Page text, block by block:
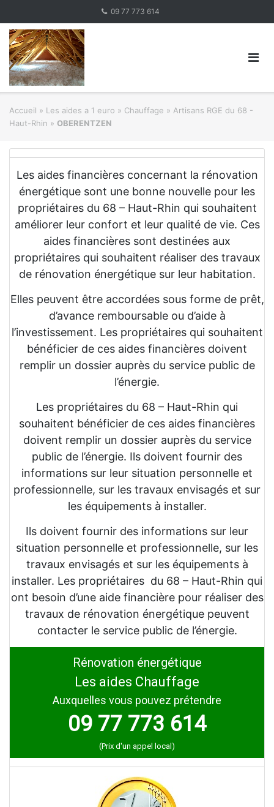
content
09 77 773 614
Accueil » Les aides a 1 euro » Chauffage » Artisans RGE du 68 -
Haut-Rhin » OBERENTZEN
Les aides financières concernant la rénovation
énergétique sont une bonne nouvelle pour les
propriétaires du 68 – Haut-Rhin qui souhaitent
améliorer leur confort et leur qualité de vie. Ces
aides financières sont destinées aux
propriétaires qui souhaitent réaliser des travaux
de rénovation énergétique sur leur habitation.
Elles peuvent être accordées sous forme de prêt,
d’avance remboursable ou d’aide à
l’investissement. Les propriétaires qui souhaitent
bénéficier de ces aides financières doivent
remplir un dossier auprès du service public de
l’énergie.
Les propriétaires du 68 – Haut-Rhin qui
souhaitent bénéficier de ces aides financières
doivent remplir un dossier auprès du service
public de l’énergie. Ils doivent fournir des
informations sur leur situation personnelle et
professionnelle, sur les travaux envisagés et sur
les équipements à installer.
Ils doivent fournir des informations sur leur
situation personnelle et professionnelle, sur les
travaux envisagés et sur les équipements à
installer. Les propriétaires du 68 – Haut-Rhin qui
ont besoin d’une aide financière pour réaliser des
travaux de rénovation énergétique peuvent
contacter le service public de l’énergie.
Rénovation énergétique
Les aides Chauffage
Auxquelles vous pouvez prétendre
09 77 773 614
(Prix d'un appel local)